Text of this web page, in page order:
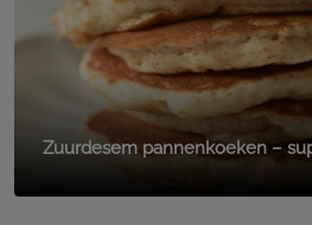
Zuurdesem pannenkoeken –